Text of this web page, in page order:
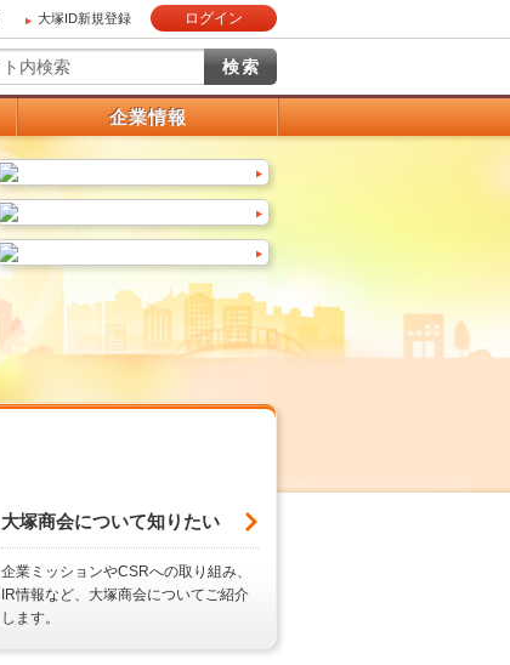
大塚ID新規登録 ログイン
企業情報
大塚商会について知りたい
企業ミッションやCSRへの取り組み、
IR情報など、大塚商会についてご紹介
します。